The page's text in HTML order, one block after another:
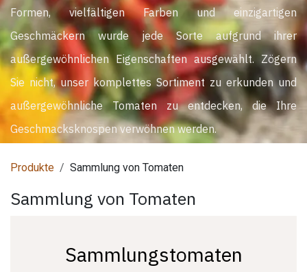
Formen, vielfältigen Farben und einzigartigen
Geschmäckern wurde jede Sorte aufgrund ihrer
außergewöhnlichen Eigenschaften ausgewählt. Zögern
Sie nicht, unser komplettes Sortiment zu erkunden und
außergewöhnliche Tomaten zu entdecken, die Ihre
Geschmacksknospen verwöhnen werden.
Produkte Sammlung von Tomaten
Sammlung von Tomaten
Sammlungstomaten